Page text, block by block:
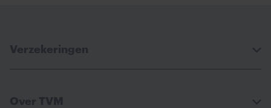
Verzekeringen
Over TVM